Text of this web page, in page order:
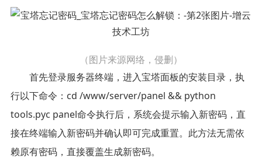
（图片来源网络，侵删）
首先登录服务器终端，进入宝塔面板的安装目录，执
行以下命令：cd /www/server/panel && python
tools.pyc panel命令执行后，系统会提示输入新密码，直
接在终端输入新密码并确认即可完成重置。此方法无需依
赖原有密码，直接覆盖生成新密码。